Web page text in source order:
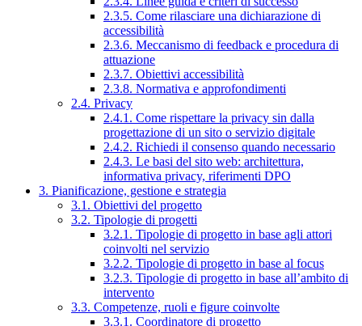
2.3.5. Come rilasciare una dichiarazione di
accessibilità
2.3.6. Meccanismo di feedback e procedura di
attuazione
2.3.7. Obiettivi accessibilità
2.3.8. Normativa e approfondimenti
2.4. Privacy
2.4.1. Come rispettare la privacy sin dalla
progettazione di un sito o servizio digitale
2.4.2. Richiedi il consenso quando necessario
2.4.3. Le basi del sito web: architettura,
informativa privacy, riferimenti DPO
3. Pianificazione, gestione e strategia
3.1. Obiettivi del progetto
3.2. Tipologie di progetti
3.2.1. Tipologie di progetto in base agli attori
coinvolti nel servizio
3.2.2. Tipologie di progetto in base al focus
3.2.3. Tipologie di progetto in base all’ambito di
intervento
3.3. Competenze, ruoli e figure coinvolte
3.3.1. Coordinatore di progetto